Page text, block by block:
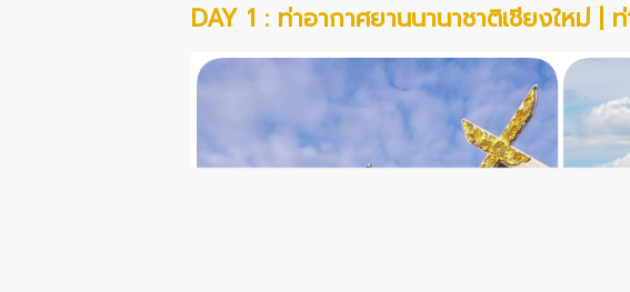
DAY 1 : ท่าอากาศยานนานาชาติเชียงใหม่ |